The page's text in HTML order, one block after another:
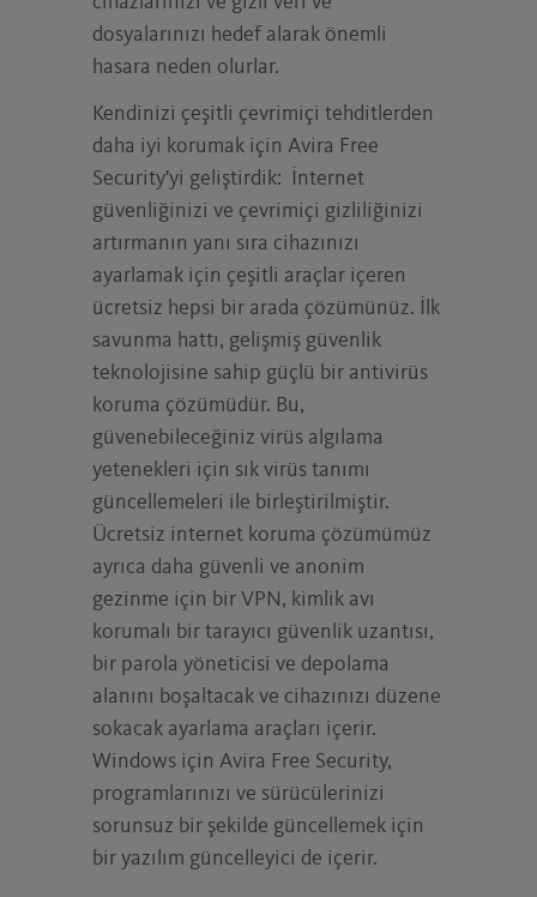
dosyalarınızı hedef alarak önemli
hasara neden olurlar.
Kendinizi çeşitli çevrimiçi tehditlerden
daha iyi korumak için Avira Free
Security'yi geliştirdik: İnternet
güvenliğinizi ve çevrimiçi gizliliğinizi
artırmanın yanı sıra cihazınızı
ayarlamak için çeşitli araçlar içeren
ücretsiz hepsi bir arada çözümünüz. İlk
savunma hattı, gelişmiş güvenlik
teknolojisine sahip güçlü bir antivirüs
koruma çözümüdür. Bu,
güvenebileceğiniz virüs algılama
yetenekleri için sık virüs tanımı
güncellemeleri ile birleştirilmiştir.
Ücretsiz internet koruma çözümümüz
ayrıca daha güvenli ve anonim
gezinme için bir VPN, kimlik avı
korumalı bir tarayıcı güvenlik uzantısı,
bir parola yöneticisi ve depolama
alanını boşaltacak ve cihazınızı düzene
sokacak ayarlama araçları içerir.
Windows için Avira Free Security,
programlarınızı ve sürücülerinizi
sorunsuz bir şekilde güncellemek için
bir yazılım güncelleyici de içerir.